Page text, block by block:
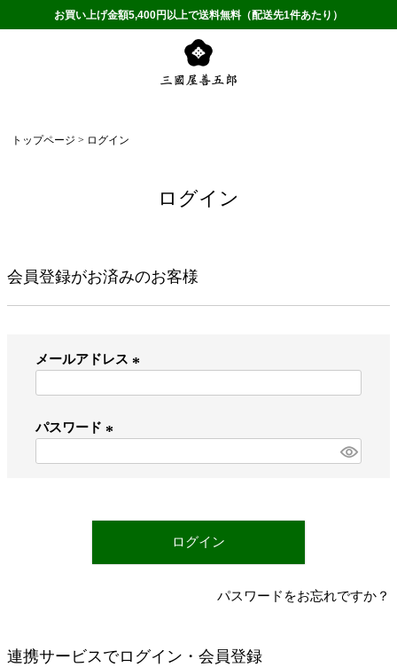
お買い上げ金額5,400円以上で送料無料（配送先1件あたり）
トップページ ログイン
ログイン
会員登録がお済みのお客様
メールアドレス
パスワード
)
ログイン
パスワードをお忘れですか？
連携サービスでログイン・会員登録